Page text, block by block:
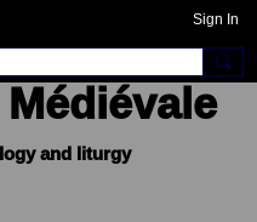
Sign In